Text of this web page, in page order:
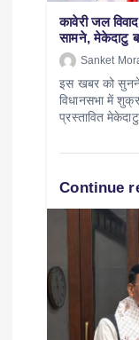
कावेरी जल
सामने, मेकेदाटु
Sanket
इस खबर को सुनने
विधानसभा में
प्रस्तावित
Continue